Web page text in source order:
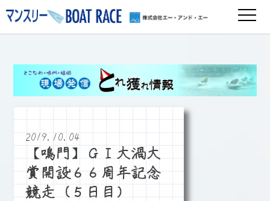
2019.10.04
【鳴門】ＧⅠ大渦大
賞開設６６周年記念
競走（５日目）